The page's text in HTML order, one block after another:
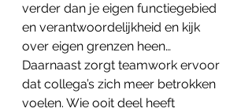
verder dan je eigen functiegebied
en verantwoordelijkheid en kijk
over eigen grenzen heen…
Daarnaast zorgt teamwork ervoor
dat collega’s zich meer betrokken
voelen. Wie ooit deel heeft